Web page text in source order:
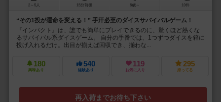
2～5人 15分前後 8歳～ 10件
“その1投が運命を変える！” 手汗必至のダイスサバイバルゲーム！
『インパクト』は、誰でも簡単にプレイできるのに、驚くほど熱くな
るサバイバル系ダイスゲーム。 自分の手番では、1つずつダイスを箱に
投げ入れるだけ。出目が揃えば回収でき、揃わな...
180
興味あり
540
経験あり
119
お気に入り
295
持ってる
再入荷までお待ち下さい